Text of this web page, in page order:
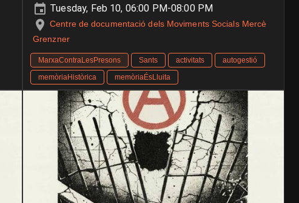
Tuesday, Feb 10, 06:00 PM-08:00 PM
Centre de documentació dels Moviments Socials Mercè
Grenzner
MarxaContraLesPresons Sants activitats
autogestió
memòriaHistòrica
memòriaÉsLluita